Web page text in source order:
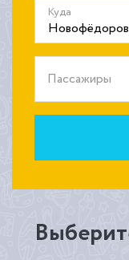
Куда
Пассажиры